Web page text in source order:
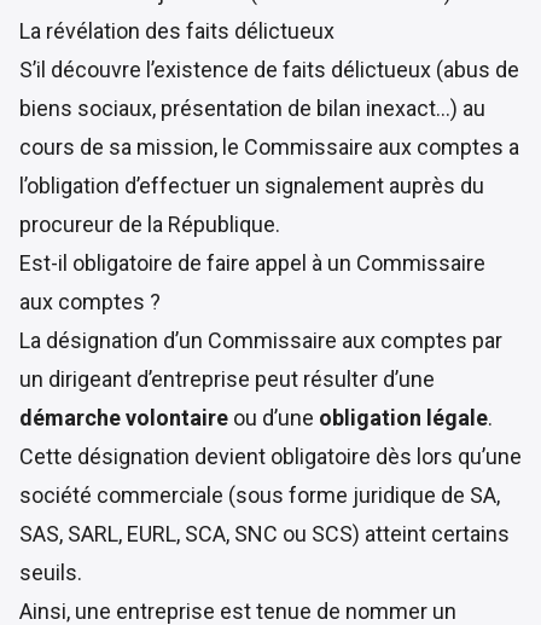
La révélation des faits délictueux
S’il découvre l’existence de faits délictueux (abus de
biens sociaux, présentation de bilan inexact…) au
cours de sa mission, le Commissaire aux comptes a
l’obligation d’effectuer un signalement auprès du
procureur de la République.
Est-il obligatoire de faire appel à un Commissaire
aux comptes ?
La désignation d’un Commissaire aux comptes par
un dirigeant d’entreprise peut résulter d’une
démarche volontaire ou d’une obligation légale.
Cette désignation devient obligatoire dès lors qu’une
société commerciale (sous forme juridique de SA,
SAS, SARL, EURL, SCA, SNC ou SCS) atteint certains
seuils.
Ainsi, une entreprise est tenue de nommer un